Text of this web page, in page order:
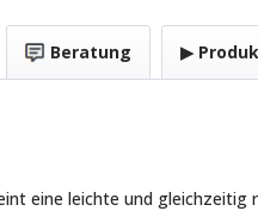
Beratung ▶
eine leichte und